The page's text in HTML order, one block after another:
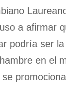
a afirmar
podría ser
en el